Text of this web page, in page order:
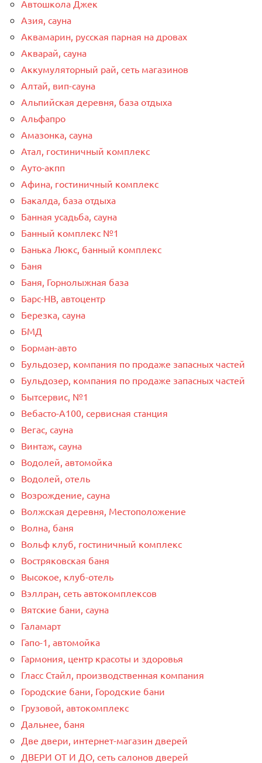
Автошкола Джек
Азия, сауна
Аквамарин, русская парная на дровах
Акварай, сауна
Аккумуляторный рай, сеть магазинов
Алтай, вип-сауна
Альпийская деревня, база отдыха
Альфапро
Амазонка, сауна
Атал, гостиничный комплекс
Ауто-акпп
Афина, гостиничный комплекс
Бакалда, база отдыха
Банная усадьба, сауна
Банный комплекс №1
Банька Люкс, банный комплекс
Баня
Баня, Горнолыжная база
Барс-НВ, автоцентр
Березка, сауна
БМД
Борман-авто
Бульдозер, компания по продаже запасных частей
Бульдозер, компания по продаже запасных частей
Бытсервис, №1
Вебасто-А100, сервисная станция
Вегас, сауна
Винтаж, сауна
Водолей, автомойка
Водолей, отель
Возрождение, сауна
Волжская деревня, Местоположение
Волна, баня
Вольф клуб, гостиничный комплекс
Востряковская баня
Высокое, клуб-отель
Вэллран, сеть автокомплексов
Вятские бани, сауна
Галамарт
Гапо-1, автомойка
Гармония, центр красоты и здоровья
Гласс Стайл, производственная компания
Городские бани, Городские бани
Грузовой, автокомплекс
Дальнее, баня
Две двери, интернет-магазин дверей
ДВЕРИ ОТ И ДО, сеть салонов дверей